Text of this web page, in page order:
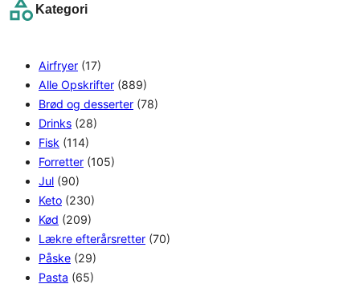
c
Kategori
Airfryer (17)
Alle Opskrifter (889)
Brød og desserter (78)
Drinks (28)
Fisk (114)
Forretter (105)
Jul (90)
Keto (230)
Kød (209)
Lækre efterårsretter (70)
Påske (29)
Pasta (65)